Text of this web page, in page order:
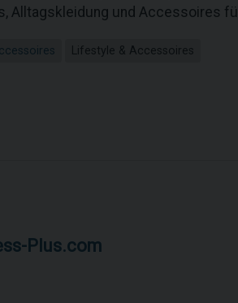
Alltagskleidung und Accessoires
Lifestyle & Accessoires
Plus.com